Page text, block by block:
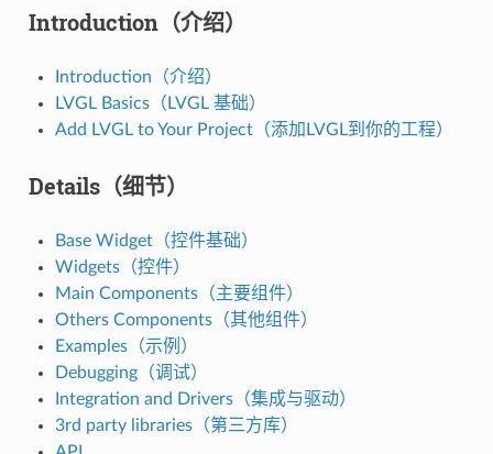
Introduction（介绍）
Introduction（介绍）
LVGL Basics（LVGL 基础）
Add LVGL to Your Project（添加LVGL到你的工程）
Details（细节）
Base Widget（控件基础）
Widgets（控件）
Main Components（主要组件）
Others Components（其他组件）
Examples（示例）
Debugging（调试）
Integration and Drivers（集成与驱动）
3rd party libraries（第三方库）